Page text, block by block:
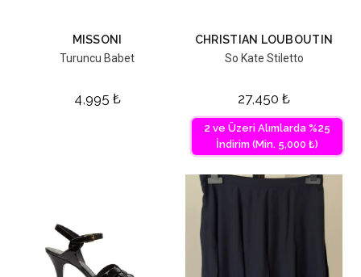
MISSONI
Turuncu Babet
4,995 ₺
CHRISTIAN LOUBOUTIN
So Kate Stiletto
27,450 ₺
2 ve Üzeri Alımlarda %25
İndirim (Min. 5,000 ₺)